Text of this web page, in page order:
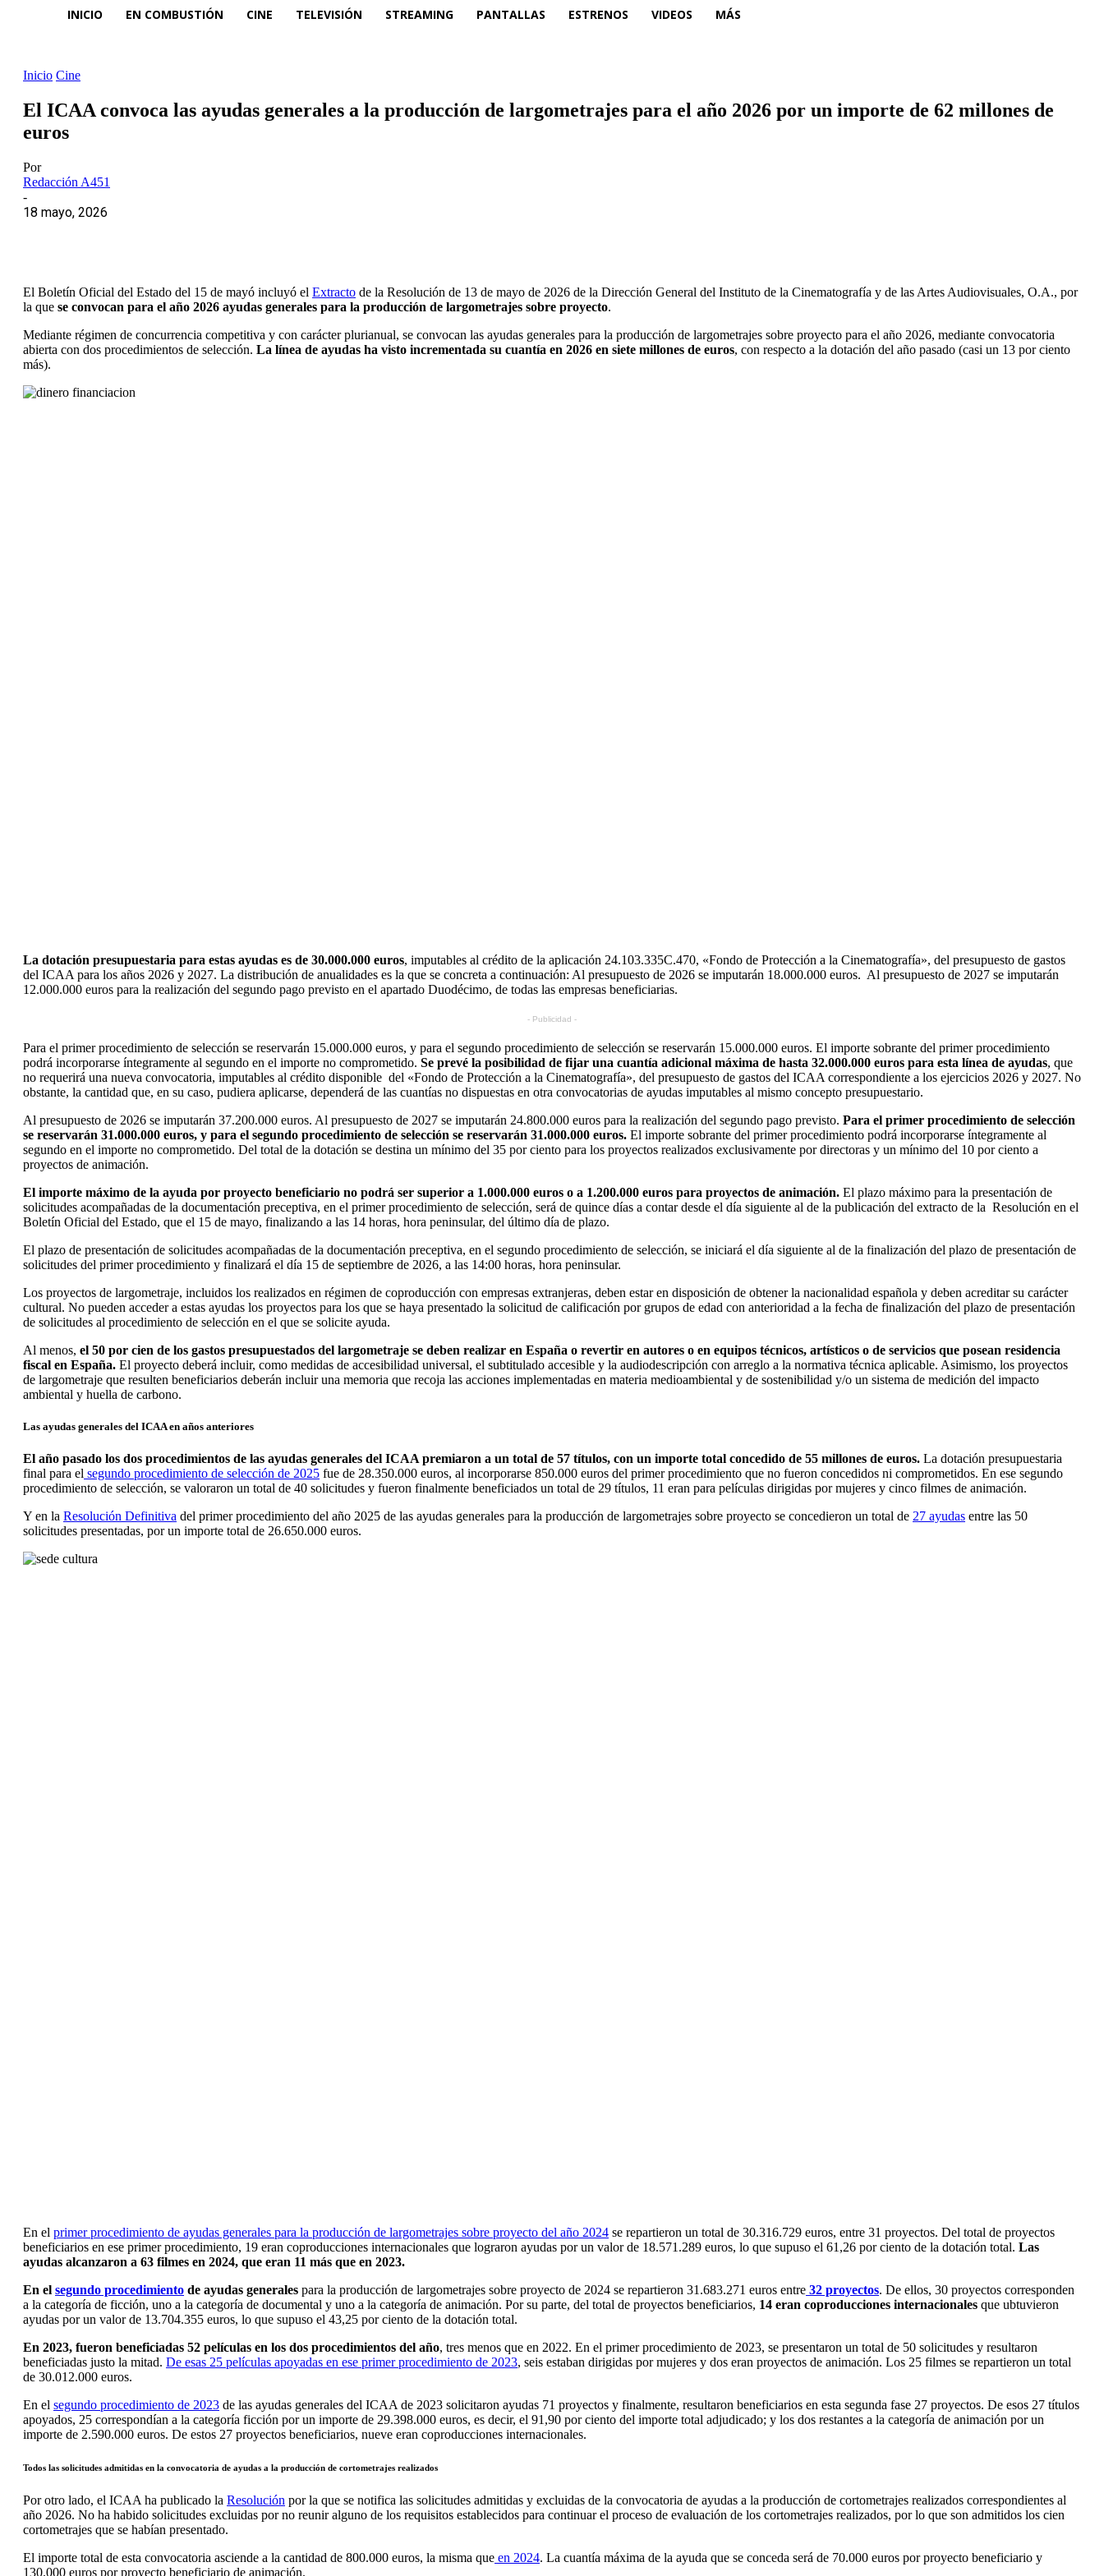
INICIO EN COMBUSTIÓN CINE TELEVISIÓN STREAMING PANTALLAS ESTRENOS VIDEOS MÁS
Inicio Cine
El ICAA convoca las ayudas generales a la producción de largometrajes para el año 2026 por un importe de 62 millones de
euros
Por
Redacción A451
-
18 mayo, 2026
El Boletín Oficial del Estado del 15 de mayó incluyó el Extracto de la Resolución de 13 de mayo de 2026 de la Dirección General del Instituto de la Cinematografía y de las Artes Audiovisuales, O.A., por
la que se convocan para el año 2026 ayudas generales para la producción de largometrajes sobre proyecto.
Mediante régimen de concurrencia competitiva y con carácter plurianual, se convocan las ayudas generales para la producción de largometrajes sobre proyecto para el año 2026, mediante convocatoria
abierta con dos procedimientos de selección. La línea de ayudas ha visto incrementada su cuantía en 2026 en siete millones de euros, con respecto a la dotación del año pasado (casi un 13 por ciento
más).
La dotación presupuestaria para estas ayudas es de 30.000.000 euros, imputables al crédito de la aplicación 24.103.335C.470, «Fondo de Protección a la Cinematografía», del presupuesto de gastos
del ICAA para los años 2026 y 2027. La distribución de anualidades es la que se concreta a continuación: Al presupuesto de 2026 se imputarán 18.000.000 euros. Al presupuesto de 2027 se imputarán
12.000.000 euros para la realización del segundo pago previsto en el apartado Duodécimo, de todas las empresas beneficiarias.
- Publicidad -
Para el primer procedimiento de selección se reservarán 15.000.000 euros, y para el segundo procedimiento de selección se reservarán 15.000.000 euros. El importe sobrante del primer procedimiento
podrá incorporarse íntegramente al segundo en el importe no comprometido. Se prevé la posibilidad de fijar una cuantía adicional máxima de hasta 32.000.000 euros para esta línea de ayudas, que
no requerirá una nueva convocatoria, imputables al crédito disponible del «Fondo de Protección a la Cinematografía», del presupuesto de gastos del ICAA correspondiente a los ejercicios 2026 y 2027. No
obstante, la cantidad que, en su caso, pudiera aplicarse, dependerá de las cuantías no dispuestas en otra convocatorias de ayudas imputables al mismo concepto presupuestario.
Al presupuesto de 2026 se imputarán 37.200.000 euros. Al presupuesto de 2027 se imputarán 24.800.000 euros para la realización del segundo pago previsto. Para el primer procedimiento de selección
se reservarán 31.000.000 euros, y para el segundo procedimiento de selección se reservarán 31.000.000 euros. El importe sobrante del primer procedimiento podrá incorporarse íntegramente al
segundo en el importe no comprometido. Del total de la dotación se destina un mínimo del 35 por ciento para los proyectos realizados exclusivamente por directoras y un mínimo del 10 por ciento a
proyectos de animación.
El importe máximo de la ayuda por proyecto beneficiario no podrá ser superior a 1.000.000 euros o a 1.200.000 euros para proyectos de animación. El plazo máximo para la presentación de
solicitudes acompañadas de la documentación preceptiva, en el primer procedimiento de selección, será de quince días a contar desde el día siguiente al de la publicación del extracto de la Resolución en el
Boletín Oficial del Estado, que el 15 de mayo, finalizando a las 14 horas, hora peninsular, del último día de plazo.
El plazo de presentación de solicitudes acompañadas de la documentación preceptiva, en el segundo procedimiento de selección, se iniciará el día siguiente al de la finalización del plazo de presentación de
solicitudes del primer procedimiento y finalizará el día 15 de septiembre de 2026, a las 14:00 horas, hora peninsular.
Los proyectos de largometraje, incluidos los realizados en régimen de coproducción con empresas extranjeras, deben estar en disposición de obtener la nacionalidad española y deben acreditar su carácter
cultural. No pueden acceder a estas ayudas los proyectos para los que se haya presentado la solicitud de calificación por grupos de edad con anterioridad a la fecha de finalización del plazo de presentación
de solicitudes al procedimiento de selección en el que se solicite ayuda.
Al menos, el 50 por cien de los gastos presupuestados del largometraje se deben realizar en España o revertir en autores o en equipos técnicos, artísticos o de servicios que posean residencia
fiscal en España. El proyecto deberá incluir, como medidas de accesibilidad universal, el subtitulado accesible y la audiodescripción con arreglo a la normativa técnica aplicable. Asimismo, los proyectos
de largometraje que resulten beneficiarios deberán incluir una memoria que recoja las acciones implementadas en materia medioambiental y de sostenibilidad y/o un sistema de medición del impacto
ambiental y huella de carbono.
Las ayudas generales del ICAA en años anteriores
El año pasado los dos procedimientos de las ayudas generales del ICAA premiaron a un total de 57 títulos, con un importe total concedido de 55 millones de euros. La dotación presupuestaria
final para el segundo procedimiento de selección de 2025 fue de 28.350.000 euros, al incorporarse 850.000 euros del primer procedimiento que no fueron concedidos ni comprometidos. En ese segundo
procedimiento de selección, se valoraron un total de 40 solicitudes y fueron finalmente beneficiados un total de 29 títulos, 11 eran para películas dirigidas por mujeres y cinco filmes de animación.
Y en la Resolución Definitiva del primer procedimiento del año 2025 de las ayudas generales para la producción de largometrajes sobre proyecto se concedieron un total de 27 ayudas entre las 50
solicitudes presentadas, por un importe total de 26.650.000 euros.
En el primer procedimiento de ayudas generales para la producción de largometrajes sobre proyecto del año 2024 se repartieron un total de 30.316.729 euros, entre 31 proyectos. Del total de proyectos
beneficiarios en ese primer procedimiento, 19 eran coproducciones internacionales que lograron ayudas por un valor de 18.571.289 euros, lo que supuso el 61,26 por ciento de la dotación total. Las
ayudas alcanzaron a 63 filmes en 2024, que eran 11 más que en 2023.
En el segundo procedimiento de ayudas generales para la producción de largometrajes sobre proyecto de 2024 se repartieron 31.683.271 euros entre 32 proyectos. De ellos, 30 proyectos corresponden
a la categoría de ficción, uno a la categoría de documental y uno a la categoría de animación. Por su parte, del total de proyectos beneficiarios, 14 eran coproducciones internacionales que ubtuvieron
ayudas por un valor de 13.704.355 euros, lo que supuso el 43,25 por ciento de la dotación total.
En 2023, fueron beneficiadas 52 películas en los dos procedimientos del año, tres menos que en 2022. En el primer procedimiento de 2023, se presentaron un total de 50 solicitudes y resultaron
beneficiadas justo la mitad. De esas 25 películas apoyadas en ese primer procedimiento de 2023, seis estaban dirigidas por mujeres y dos eran proyectos de animación. Los 25 filmes se repartieron un total
de 30.012.000 euros.
En el segundo procedimiento de 2023 de las ayudas generales del ICAA de 2023 solicitaron ayudas 71 proyectos y finalmente, resultaron beneficiarios en esta segunda fase 27 proyectos. De esos 27 títulos
apoyados, 25 correspondían a la categoría ficción por un importe de 29.398.000 euros, es decir, el 91,90 por ciento del importe total adjudicado; y los dos restantes a la categoría de animación por un
importe de 2.590.000 euros. De estos 27 proyectos beneficiarios, nueve eran coproducciones internacionales.
Todos las solicitudes admitidas en la convocatoria de ayudas a la producción de cortometrajes realizados
Por otro lado, el ICAA ha publicado la Resolución por la que se notifica las solicitudes admitidas y excluidas de la convocatoria de ayudas a la producción de cortometrajes realizados correspondientes al
año 2026. No ha habido solicitudes excluidas por no reunir alguno de los requisitos establecidos para continuar el proceso de evaluación de los cortometrajes realizados, por lo que son admitidos los cien
cortometrajes que se habían presentado.
El importe total de esta convocatoria asciende a la cantidad de 800.000 euros, la misma que en 2024. La cuantía máxima de la ayuda que se conceda será de 70.000 euros por proyecto beneficiario y
130.000 euros por proyecto beneficiario de animación.